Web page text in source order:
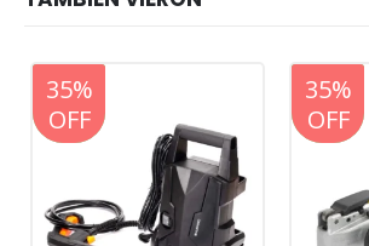
20%
OFF
35%
OFF
20%
OFF
35%
OFF